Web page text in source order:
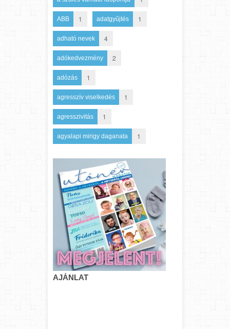
ABB 1 adatgyűjtés 1
adható nevek 4
adókedvezmény 2
adózás 1
agresszív viselkedés 1
agresszivitás 1
agyalapi mirigy daganata 1
AJÁNLAT